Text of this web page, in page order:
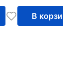
В корзину